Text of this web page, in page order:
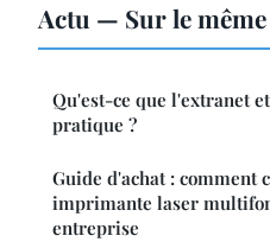
Actu — Sur le
Qu'est-ce que l'extranet
pratique ?
Guide d'achat :
imprimante laser
entreprise